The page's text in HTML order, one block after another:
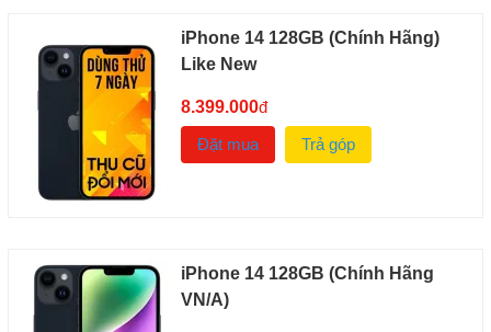
iPhone 14 128GB (Chính Hãng)
Like New
8.399.000đ
Đặt mua
Trả góp
iPhone 14 128GB (Chính Hãng
VN/A)